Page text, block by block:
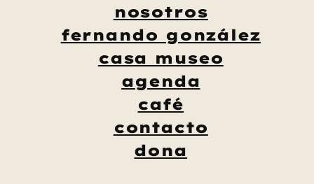
nosotros
fernando gonzález
casa museo
agenda
café
contacto
dona